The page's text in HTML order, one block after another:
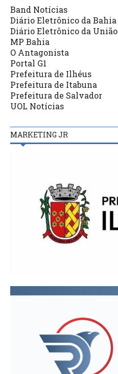
Band Notícias
Diário Eletrônico da Bahia
Diário Eletrônico da União
MP Bahia
O Antagonista
Portal G1
Prefeitura de Ilhéus
Prefeitura de Itabuna
Prefeitura de Salvador
UOL Notícias
MARKETING JR